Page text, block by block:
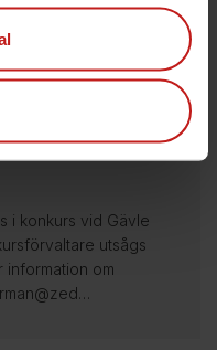
den 28 maj 2024. Till
i konkurs vid Gävle
utsågs
information om